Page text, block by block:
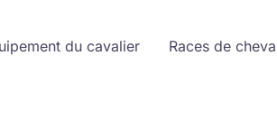
du cavalier Races de